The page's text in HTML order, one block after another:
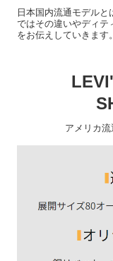
日本国内流通モデル
ではその違いやディテ
をお伝えしていきます。
アメリカ